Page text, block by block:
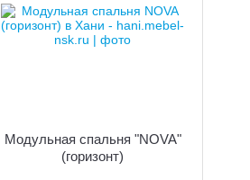
Модульная спальня "NOVA"
(горизонт)